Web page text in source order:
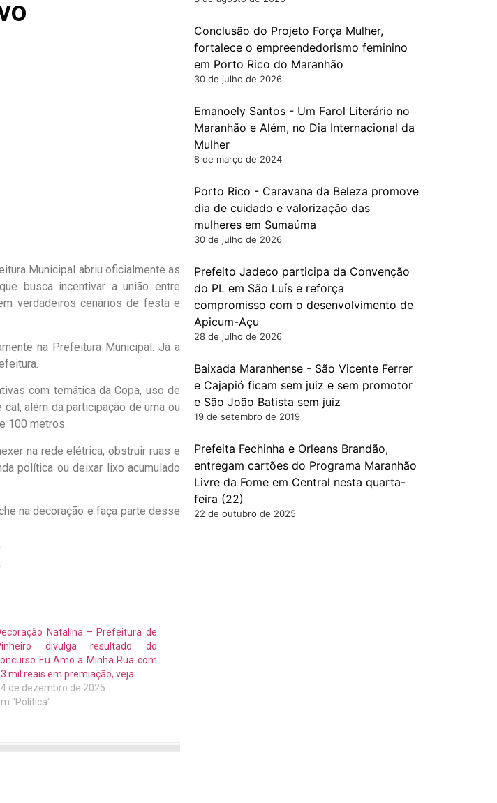
Municipal abriu oficialmente as
busca incentivar a união entre
verdadeiros cenários de festa e
na Prefeitura Municipal. Já a
com temática da Copa, uso de
além da participação de uma ou
100 metros.
na rede elétrica, obstruir ruas e
política ou deixar lixo acumulado
na decoração e faça parte desse
Natalina – Prefeitura de
divulga resultado do
Eu Amo a Minha Rua com
mil reais em premiação, veja
de dezembro de 2025
"Política"
Conclusão do Projeto Força Mulher,
fortalece o empreendedorismo feminino
em Porto Rico do Maranhão
30 de julho de 2026
Emanoely Santos - Um Farol Literário no
Maranhão e Além, no Dia Internacional da
Mulher
8 de março de 2024
Porto Rico - Caravana da Beleza promove
dia de cuidado e valorização das
mulheres em Sumaúma
30 de julho de 2026
Prefeito Jadeco participa da Convenção
do PL em São Luís e reforça
compromisso com o desenvolvimento de
Apicum-Açu
28 de julho de 2026
Baixada Maranhense - São Vicente Ferrer
e Cajapió ficam sem juiz e sem promotor
e São João Batista sem juiz
19 de setembro de 2019
Prefeita Fechinha e Orleans Brandão,
entregam cartões do Programa Maranhão
Livre da Fome em Central nesta quarta-
feira (22)
22 de outubro de 2025